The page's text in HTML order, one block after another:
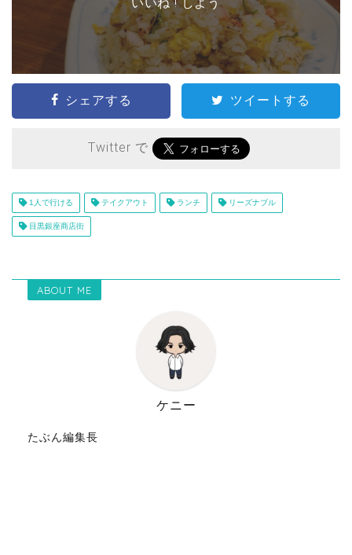
シェアする ツイートする
Twitter で
1人で行ける テイクアウト ランチ リーズナブル
目黒銀座商店街
ABOUT ME
ケニー
たぶん編集長